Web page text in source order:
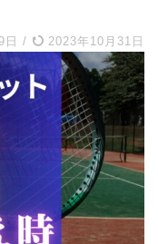
日 / 2023年10月31日